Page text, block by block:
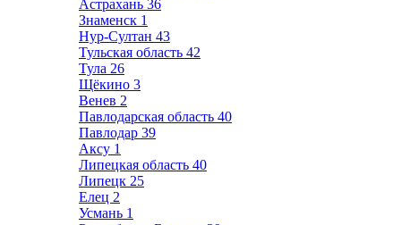
Астрахань 36
Знаменск 1
Нур-Султан 43
Тульская область 42
Тула 26
Щёкино 3
Венев 2
Павлодарская область 40
Павлодар 39
Аксу 1
Липецкая область 40
Липецк 25
Елец 2
Усмань 1